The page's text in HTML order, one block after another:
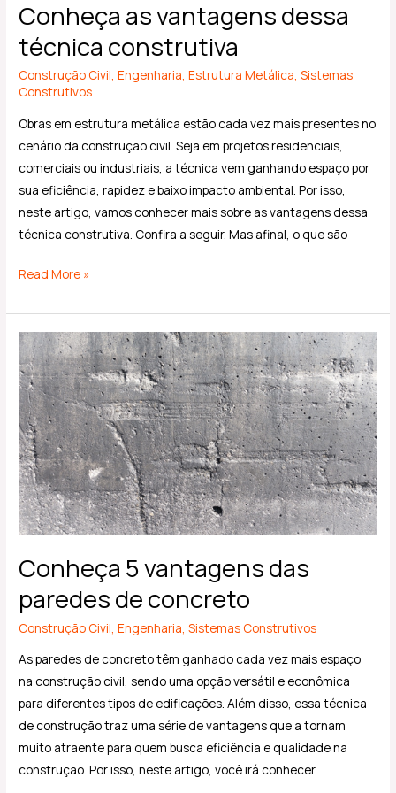
Conheça as vantagens dessa
técnica construtiva
Construção Civil,Engenharia,Estrutura Metálica,Sistemas
Construtivos
Obras em estrutura metálica estão cada vez mais presentes no
cenário da construção civil. Seja em projetos residenciais,
comerciais ou industriais, a técnica vem ganhando espaço por
sua eficiência, rapidez e baixo impacto ambiental. Por isso,
neste artigo, vamos conhecer mais sobre as vantagens dessa
técnica construtiva. Confira a seguir. Mas afinal, o que são
Read More »
Conheça 5 vantagens das
paredes de concreto
Construção Civil ,Engenharia ,Sistemas Construtivos
As paredes de concreto têm ganhado cada vez mais espaço
na construção civil, sendo uma opção versátil e econômica
para diferentes tipos de edificações. Além disso, essa técnica
de construção traz uma série de vantagens que a tornam
muito atraente para quem busca eficiência e qualidade na
construção. Por isso, neste artigo, você irá conhecer
Conheça
5
vantagens
das
paredes
de
concreto